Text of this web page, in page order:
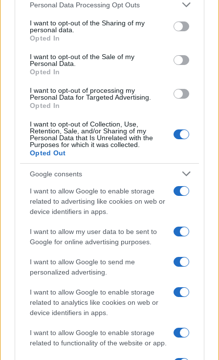
This information may also be disclosed by us to third parties
disclose it to other third parties.
Please note that this website/app uses one or more Google
services and may gather and store information including but
not limited to your visit or usage behaviour. You may click to
grant or deny consent to Google and its third-party tags to
consent section.
Personal Data Processing Opt Outs
I want to opt-out of the Sharing of my
personal data.
Opted In
I want to opt-out of the Sale of my
Personal Data.
Opted In
I want to opt-out of processing my
Personal Data for Targeted Advertising.
Opted In
I want to opt-out of Collection, Use,
Retention, Sale, and/or Sharing of my
Personal Data that Is Unrelated with the
Purposes for which it was collected.
Opted Out
Google consents
I want to allow Google to enable storage
related to advertising like cookies on web or
device identifiers in apps.
I want to allow my user data to be sent to
Google for online advertising purposes.
I want to allow Google to send me
personalized advertising.
I want to allow Google to enable storage
related to analytics like cookies on web or
device identifiers in apps.
I want to allow Google to enable storage
related to functionality of the website or app.